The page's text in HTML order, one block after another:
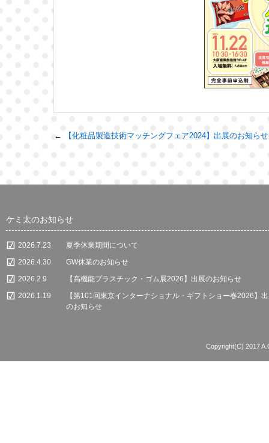
← 【化粧品製造技術マッチングフェア2024】出展のお知らせ
ケミ太のお知らせ
2026.7.23
夏季休業期間について
2026.4.30
GW休業のお知らせ
2026.2.9
【高機能プラスチック・ゴム展2026】出展のお知らせ
2026.1.19
【第101回東京インターナショナル・ギフトショー春2026】
のお知らせ
Copyright(C) 2017